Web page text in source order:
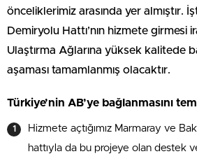
önceliklerimiz arasında yer almıştır.
Demiryolu Hattı’nın hizmete girmesi
Ulaştırma Ağlarına yüksek kalitede
aşaması tamamlanmış olacaktır.
Türkiye’nin AB’ye bağlanmasını
Hizmete açtığımız Marmaray ve
hattıyla da bu projeye olan destek